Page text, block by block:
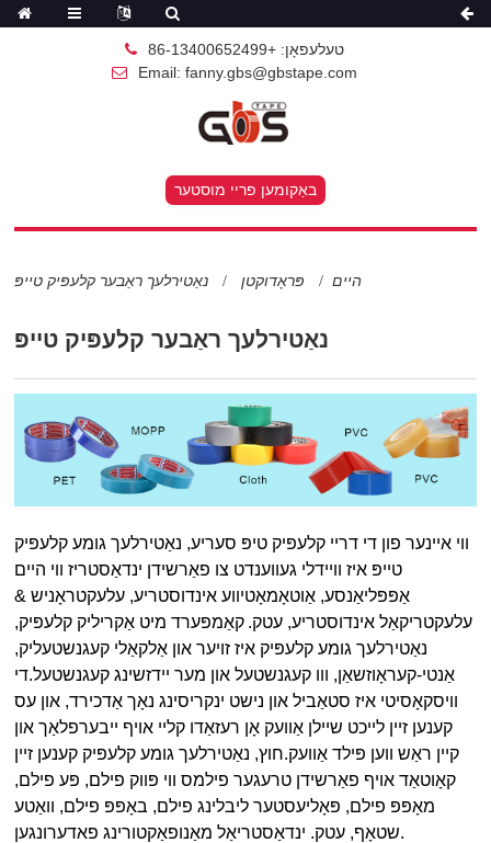
טעלעפאָן: +86-13400652499
Email: fanny.gbs@gbstape.com
באַקומען פריי מוסטער
היים פּראָדוקטן נאַטירלעך ראַבער קלעפּיק טייפּ
נאַטירלעך ראַבער קלעפּיק טייפּ
ווי איינער פון די דריי קלעפּיק טיפּ סעריע, נאַטירלעך גומע קלעפּיק
טייפּ איז וויידלי געווענדט צו פאַרשידן ינדאַסטריז ווי היים
אַפּפּליאַנסע, אַוטאָמאָטיווע אינדוסטריע, עלעקטראָניש &
עלעקטריקאַל אינדוסטריע, עטק. קאַמפּערד מיט אַקריליק קלעפּיק,
נאַטירלעך גומע קלעפּיק איז זויער און אַלקאַלי קעגנשטעליק,
אַנטי-קעראָוזשאַן, ווו קעגנשטעל און מער יידזשינג קעגנשטעל.די
וויסקאָסיטי איז סטאַביל און נישט ינקריסינג נאָך אַדכירד, און עס
קענען זיין לייכט שיילן אַוועק אָן רעזאַדו קליי אויף ייבערפלאַך און
קיין ראַש ווען פּילד אַוועק.חוץ, נאַטירלעך גומע קלעפּיק קענען זיין
קאָוטאַד אויף פאַרשידן טרעגער פילמס ווי פּווק פילם, פּע פילם,
מאָפּפּ פילם, פּאָליעסטער ליבלינג פילם, באָפּפּ פילם, וואַטע
שטאָף, עטק. ינדאַסטריאַל מאַנופאַקטורינג פאדערונגען.